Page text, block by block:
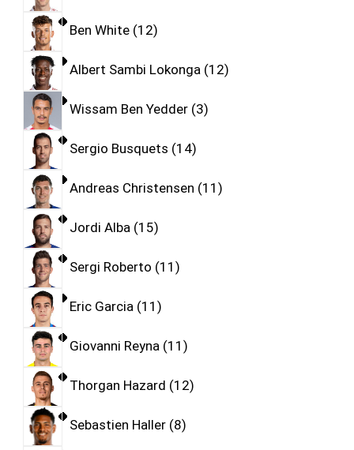
Ben White 12
Albert Sambi Lokonga 12
Wissam Ben Yedder 3
Sergio Busquets 14
Andreas Christensen 11
Jordi Alba 15
Sergi Roberto 11
Eric Garcia 11
Giovanni Reyna 11
Thorgan Hazard 12
Sebastien Haller 8